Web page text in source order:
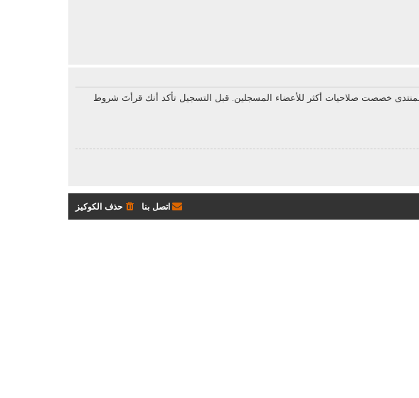
خصصت صلاحيات أكثر للأعضاء المسجلين. قبل التسجيل تأكد أنك قرأتَ شروط
حذف الكوكيز اتصل بنا